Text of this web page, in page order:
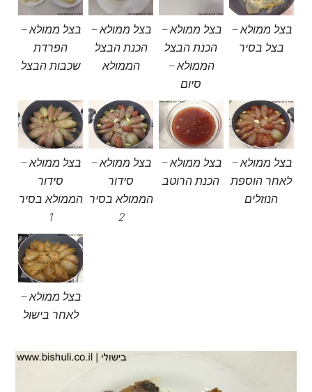
בצל ממולא –
הפרדת
שכבות הבצל
בצל ממולא –
הכנת הבצל
הממולא
בצל ממולא –
הכנת הבצל
הממולא –
סיום
בצל ממולא –
בצל בסיר
בצל ממולא –
סידור
הממולא בסיר
1
בצל ממולא –
סידור
הממולא בסיר
2
בצל ממולא –
הכנת הרוטב
בצל ממולא –
לאחר הוספת
הנוזלים
בצל ממולא –
לאחר בישול